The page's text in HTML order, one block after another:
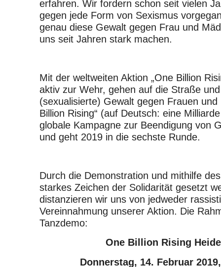
erfahren. Wir fordern schon seit vielen
gegen jede Form von Sexismus
genau diese Gewalt gegen Frau und
uns seit Jahren stark machen.
Mit der weltweiten Aktion „One Billion
aktiv zur Wehr, gehen auf die Straße
(sexualisierte) Gewalt gegen Frauen und
Billion Rising“ (auf Deutsch: eine
globale Kampagne zur Beendigung von
und geht 2019 in die sechste Runde.
Durch die Demonstration und mithilfe
starkes Zeichen der Solidarität gesetzt
distanzieren wir uns von jedweder
Vereinnahmung unserer Aktion. Die
Tanzdemo:
One Billion Rising
Donnerstag, 14. Februar